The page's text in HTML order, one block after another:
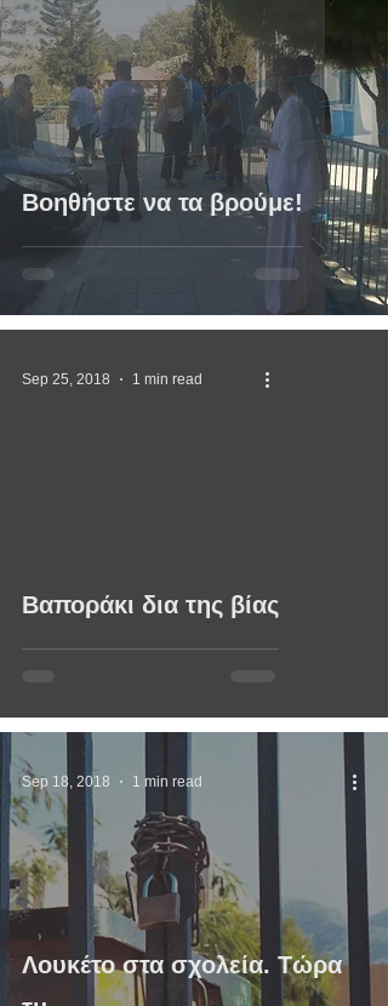
Βοηθήστε να τα βρούμε!
Βαποράκι δια της βίας
Sep 25, 2018 1 min read
Λουκέτο στα σχολεία. Τώρα
Sep 18, 2018 1 min read